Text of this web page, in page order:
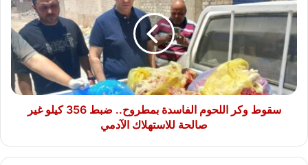
اللحوم
الفاسدة
بمطروح..
ضبط
356
كيلو
غير
صالحة
سقوط وكر اللحوم الفاسدة بمطروح.. ضبط 356 كيلو غير
صالحة للاستهلاك الآدمي